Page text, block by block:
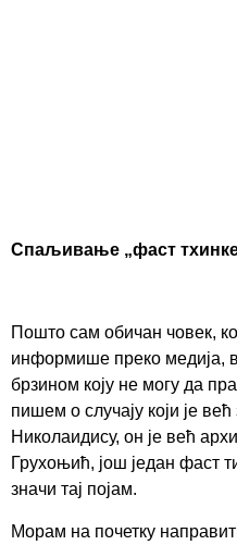
Спаљивање „фаст
Пошто сам обичан човек,
информише преко медија,
брзином коју не могу да
пишем о случају који је
Николаидису, он је већ
Грухоњић, још један фаст
значи тај појам.
Морам на почетку